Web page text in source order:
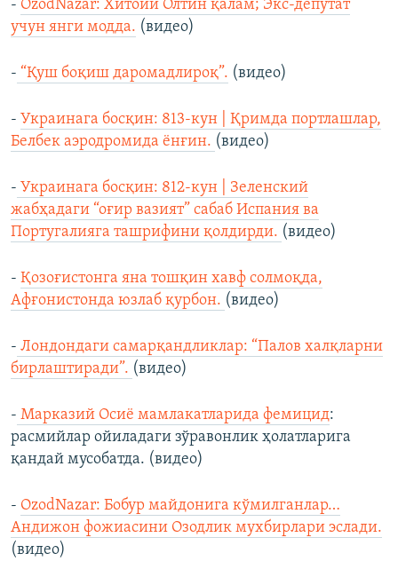
- OzodNazar: Хитойи Олтин қалам; Экс-депутат
учун янги модда. (видео)
- “Қуш боқиш даромадлироқ”. (видео)
- Украинага босқин: 813-кун | Қримда портлашлар,
Белбек аэродромида ёнғин. (видео)
- Украинага босқин: 812-кун | Зеленский
жабҳадаги “оғир вазият” сабаб Испания ва
Португалияга ташрифини қолдирди. (видео)
- Қозоғистонга яна тошқин хавф солмоқда,
Афғонистонда юзлаб қурбон. (видео)
- Лондондаги самарқандликлар: “Палов халқларни
бирлаштиради”. (видео)
- Марказий Осиё мамлакатларида фемицид:
расмийлар ойиладаги зўравонлик ҳолатларига
қандай мусобатда. (видео)
- OzodNazar: Бобур майдонига кўмилганлар…
Андижон фожиасини Озодлик мухбирлари эслади.
(видео)